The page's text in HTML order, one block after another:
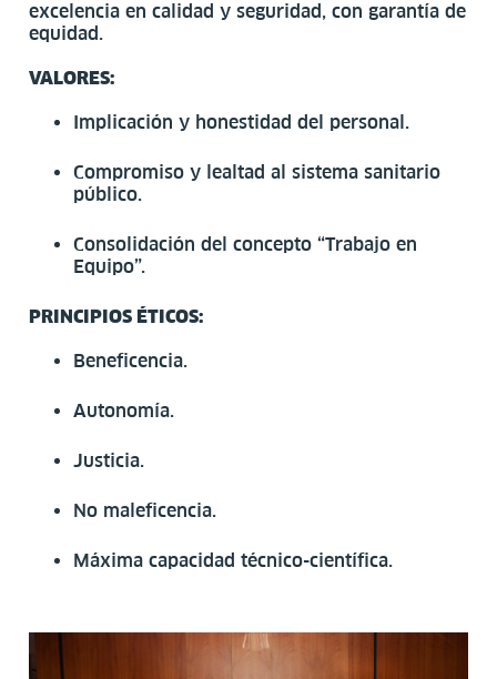
excelencia en calidad y seguridad, con garantía de
equidad.
VALORES:
Implicación y honestidad del personal.
Compromiso y lealtad al sistema sanitario
público.
Consolidación del concepto “Trabajo en
Equipo”.
PRINCIPIOS ÉTICOS:
Beneficencia.
Autonomía.
Justicia.
No maleficencia.
Máxima capacidad técnico-científica.